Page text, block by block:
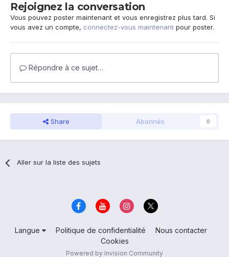
Rejoignez la conversation
Vous pouvez poster maintenant et vous enregistrez plus tard. Si
vous avez un compte, connectez-vous maintenant pour poster.
Répondre à ce sujet…
Share Abonnés 0
Aller sur la liste des sujets
Langue Politique de confidentialité
Nous contacter
Cookies
Powered by Invision Community